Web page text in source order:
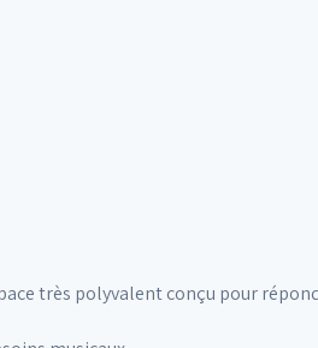
très polyvalent conçu pour